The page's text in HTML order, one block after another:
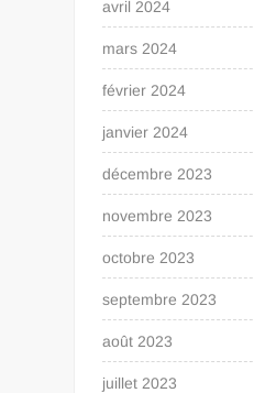
avril 2024
mars 2024
février 2024
janvier 2024
décembre 2023
novembre 2023
octobre 2023
septembre 2023
août 2023
juillet 2023